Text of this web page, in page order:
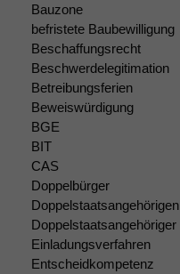
Bauzone
befristete Baubewilligung
Beschaffungsrecht
Beschwerdelegitimation
Betreibungsferien
Beweiswürdigung
BGE
BIT
CAS
Doppelbürger
Doppelstaatsangehörigen
Doppelstaatsangehöriger
Einladungsverfahren
Entscheidkompetenz